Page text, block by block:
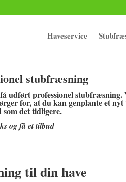
Haveservice
stubfræsning
udført professionel stubfræsning.
for, at du kan genplante et
som det tidligere.
og få et tilbud
til din have